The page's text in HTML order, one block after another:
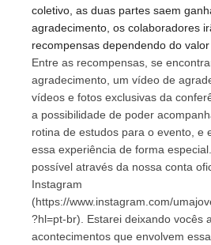
coletivo, as duas partes saem
agradecimento, os colaboradores
recompensas dependendo do
Entre as recompensas, se
agradecimento, um vídeo de
vídeos e fotos exclusivas da
a possibilidade de poder
rotina de estudos para o evento, e
essa experiência de forma
possível através da nossa conta
Instagram
(https://www.instagram.com/
?hl=pt-br). Estarei deixando vocês
acontecimentos que envolvem